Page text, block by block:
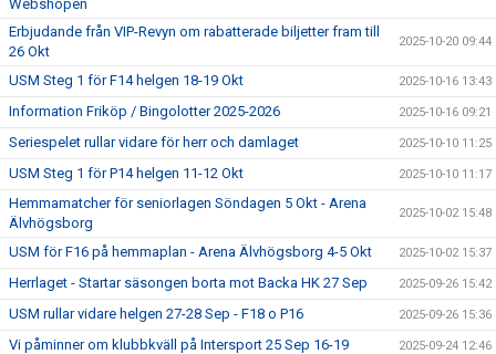
Webshopen
Erbjudande från VIP-Revyn om rabatterade biljetter fram till
26 Okt
2025-10-20 09:44
USM Steg 1 för F14 helgen 18-19 Okt 2025-10-16 13:43
Information Friköp / Bingolotter 2025-2026 2025-10-16 09:21
Seriespelet rullar vidare för herr och damlaget 2025-10-10 11:25
USM Steg 1 för P14 helgen 11-12 Okt 2025-10-10 11:17
Hemmamatcher för seniorlagen Söndagen 5 Okt - Arena
Älvhögsborg
2025-10-02 15:48
USM för F16 på hemmaplan - Arena Älvhögsborg 4-5 Okt 2025-10-02 15:37
Herrlaget - Startar säsongen borta mot Backa HK 27 Sep 2025-09-26 15:42
USM rullar vidare helgen 27-28 Sep - F18 o P16 2025-09-26 15:36
Vi påminner om klubbkväll på Intersport 25 Sep 16-19 2025-09-24 12:46